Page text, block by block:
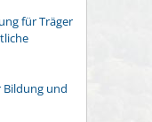
für Träger
Bildung und